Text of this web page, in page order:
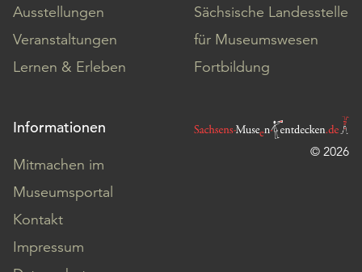
Ausstellungen
Veranstaltungen
Lernen & Erleben
Sächsische Landesstelle
für Museumswesen
Fortbildung
Informationen
Mitmachen im
Museumsportal
Kontakt
Impressum
© 2026